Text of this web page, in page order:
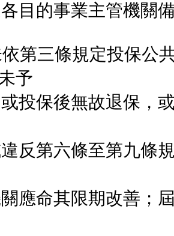
的事業主管機關
第三條規定投保公
予
保後無故退保，或
第六條至第九條規
命其限期改善；屆